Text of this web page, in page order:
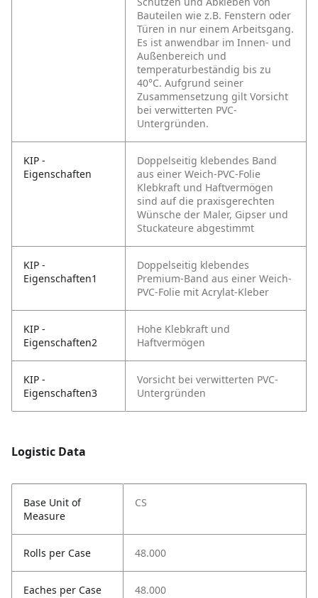
Bauteilen wie z.B. Fenstern oder
Türen in nur einem Arbeitsgang.
Es ist anwendbar im Innen- und
Außenbereich und
temperaturbeständig bis zu
40°C. Aufgrund seiner
Zusammensetzung gilt Vorsicht
bei verwitterten PVC-
Untergründen.
KIP -
Eigenschaften
Doppelseitig klebendes Band
aus einer Weich-PVC-Folie
Klebkraft und Haftvermögen
sind auf die praxisgerechten
Wünsche der Maler, Gipser und
Stuckateure abgestimmt
KIP -
Eigenschaften1
Doppelseitig klebendes
Premium-Band aus einer Weich-
PVC-Folie mit Acrylat-Kleber
KIP -
Eigenschaften2
Hohe Klebkraft und
Haftvermögen
KIP -
Eigenschaften3
Vorsicht bei verwitterten PVC-
Untergründen
Logistic Data
Base Unit of
Measure
CS
Rolls per Case 48.000
Eaches per Case 48.000